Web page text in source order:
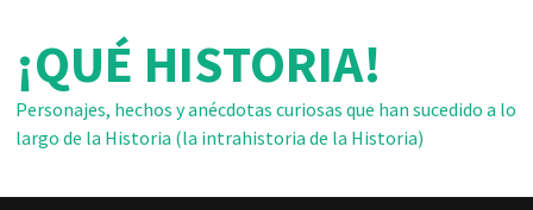
contenido
¡QUÉ HISTORIA!
Personajes, hechos y anécdotas curiosas que han sucedido a lo
largo de la Historia (la intrahistoria de la Historia)